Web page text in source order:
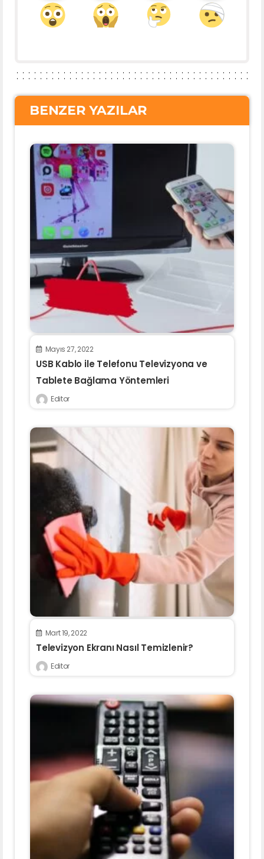
BENZER YAZILAR
Mayıs 27, 2022
USB Kablo ile Telefonu Televizyona ve
Tablete Bağlama Yöntemleri
Editor
Mart 19, 2022
Televizyon Ekranı Nasıl Temizlenir?
Editor